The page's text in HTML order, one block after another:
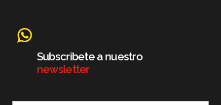
Subscribete a nuestro
newsletter